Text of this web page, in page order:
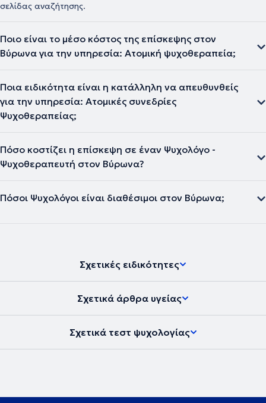
σελίδας αναζήτησης.
Ποιο είναι το μέσο κόστος της επίσκεψης στον
Βύρωνα για την υπηρεσία: Ατομική ψυχοθεραπεία;
Ποια ειδικότητα είναι η κατάλληλη να απευθυνθείς
για την υπηρεσία: Ατομικές συνεδρίες
Ψυχοθεραπείας;
Πόσο κοστίζει η επίσκεψη σε έναν Ψυχολόγο -
Ψυχοθεραπευτή στον Βύρωνα?
Πόσοι Ψυχολόγοι είναι διαθέσιμοι στον Βύρωνα;
Σχετικές ειδικότητες
Σχετικά άρθρα υγείας
Σχετικά τεστ ψυχολογίας